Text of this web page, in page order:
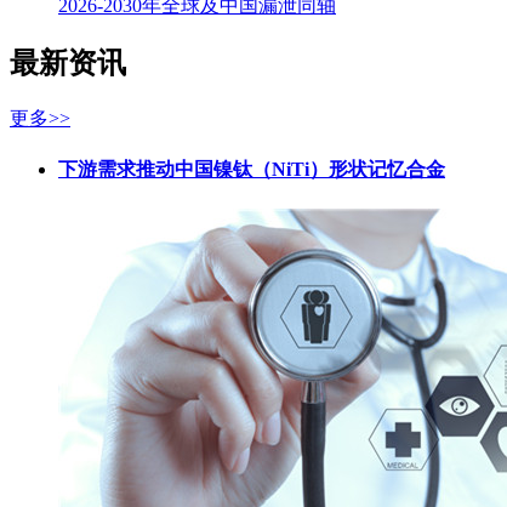
2026-2030年全球及中国漏泄同轴
最新资讯
更多>>
下游需求推动中国镍钛（NiTi）形状记忆合金